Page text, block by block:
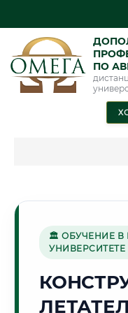
ПО
🏛 ОБУЧЕНИЕ В
УНИВЕРСИТЕТЕ